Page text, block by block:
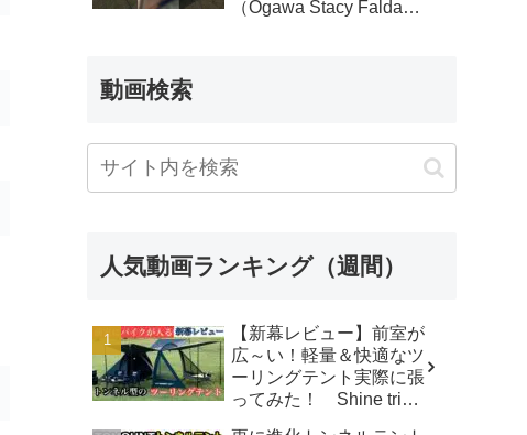
（Ogawa Stacy Falda）
動画検索
人気動画ランキング（週間）
【新幕レビュー】前室が
広～い！軽量＆快適なツ
ーリングテント実際に張
ってみた！ Shine trip